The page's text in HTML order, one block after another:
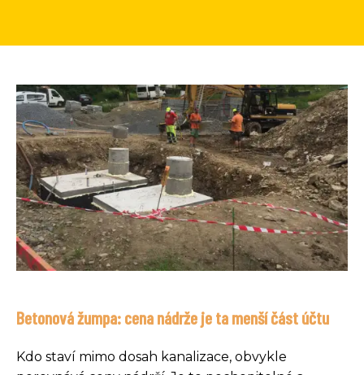
Betonová žumpa: cena nádrže je ta menší část účtu
Kdo staví mimo dosah kanalizace, obvykle